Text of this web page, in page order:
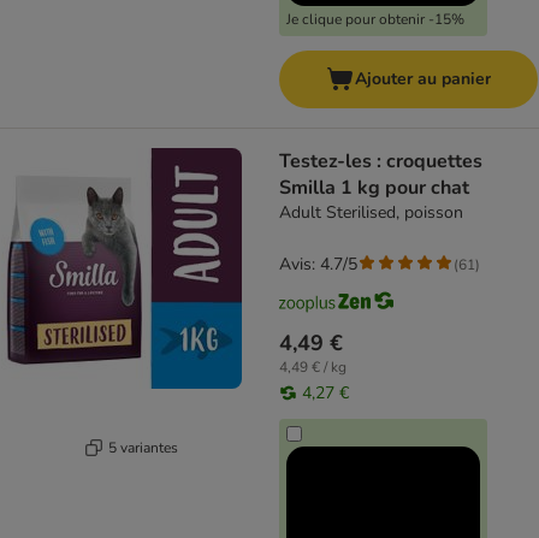
Je clique pour obtenir -15%
Ajouter au panier
5 variantes
Testez-les : croquettes
Smilla 1 kg pour chat
Adult Sterilised, poisson
4,49 €
4,49 € / kg
4,27 €
Avis: 4.7/5 (61)